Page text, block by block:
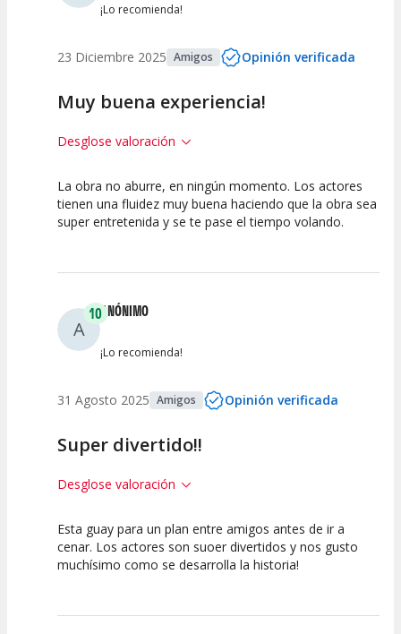
¡Lo recomienda!
23 Diciembre 2025 Amigos Opinión verificada
Muy buena experiencia!
Desglose valoración
10
Calidad del
10
Puesta en
10
Interpretación
La obra no aburre, en ningún momento. Los actores
tienen una fluidez muy buena haciendo que la obra sea
super entretenida y se te pase el tiempo volando.
A
10ANÓNIMO
¡Lo recomienda!
31 Agosto 2025 Amigos Opinión verificada
Super divertido!!
Desglose valoración
10
Calidad del
10
Puesta en
10
Interpretación
Esta guay para un plan entre amigos antes de ir a
cenar. Los actores son suoer divertidos y nos gusto
muchísimo como se desarrolla la historia!